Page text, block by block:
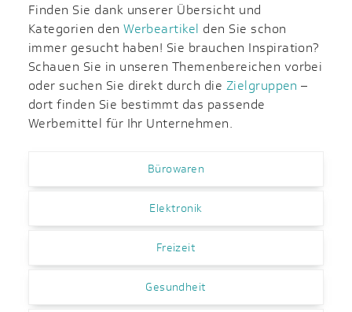
Finden Sie dank unserer Übersicht und
Kategorien denWerbeartikel den Sie schon
immer gesucht haben! Sie brauchen Inspiration?
Schauen Sie in unseren Themenbereichen vorbei
oder suchen Sie direkt durch die Zielgruppen –
dort finden Sie bestimmt das passende
Werbemittel für Ihr Unternehmen.
Bürowaren
Elektronik
Freizeit
Gesundheit